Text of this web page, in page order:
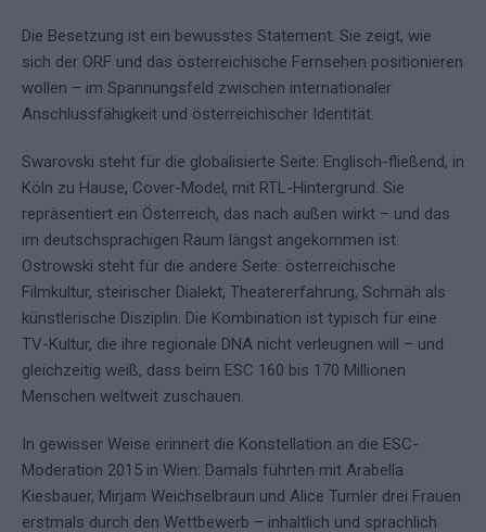
Die Besetzung ist ein bewusstes Statement. Sie zeigt, wie
sich der ORF und das österreichische Fernsehen positionieren
wollen – im Spannungsfeld zwischen internationaler
Anschlussfähigkeit und österreichischer Identität.
Swarovski steht für die globalisierte Seite: Englisch-fließend, in
Köln zu Hause, Cover-Model, mit RTL-Hintergrund. Sie
repräsentiert ein Österreich, das nach außen wirkt – und das
im deutschsprachigen Raum längst angekommen ist.
Ostrowski steht für die andere Seite: österreichische
Filmkultur, steirischer Dialekt, Theatererfahrung, Schmäh als
künstlerische Disziplin. Die Kombination ist typisch für eine
TV-Kultur, die ihre regionale DNA nicht verleugnen will – und
gleichzeitig weiß, dass beim ESC 160 bis 170 Millionen
Menschen weltweit zuschauen.
In gewisser Weise erinnert die Konstellation an die ESC-
Moderation 2015 in Wien: Damals führten mit Arabella
Kiesbauer, Mirjam Weichselbraun und Alice Tumler drei Frauen
erstmals durch den Wettbewerb – inhaltlich und sprachlich